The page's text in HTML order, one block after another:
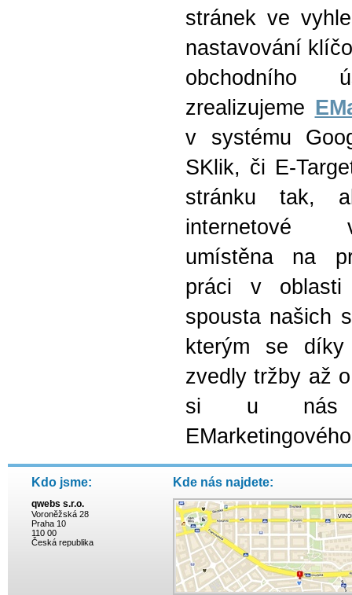
stránek ve
nastavování
obchodního
zrealizujeme
v systému
SKlik, či E-
stránku tak,
internetové
umístěna na
práci v oblasti
spousta našich
kterým se díky
zvedly tržby až
si u nás
Kdo jsme:
qwebs s.r.o.
Voroněžská 28
Praha 10
110 00
Česká republika
Kde nás najdete: